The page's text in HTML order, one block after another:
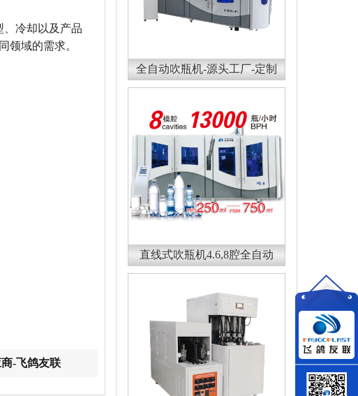
冷却以及产品
领域的需求。
-飞鸽友联
全自动吹瓶机-源头工厂-定制
直线式吹瓶机4.6,8腔全自动